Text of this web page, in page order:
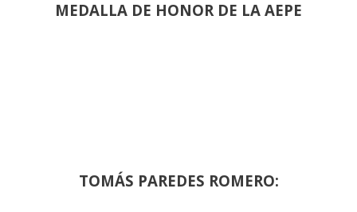
MEDALLA DE HONOR DE LA AEPE
TOMÁS PAREDES ROMERO: